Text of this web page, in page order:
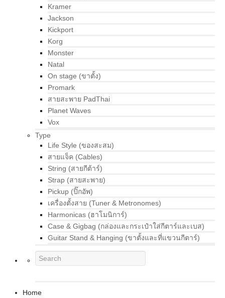
Kramer
Jackson
Kickport
Korg
Monster
Natal
On stage (ขาตั้ง)
Promark
สายสะพาย PadThai
Planet Waves
Vox
Type
Life Style (ของสะสม)
สายแจ็ค (Cables)
String (สายกีต้าร์)
Strap (สายสะพาย)
Pickup (ปิ๊กอัพ)
เครื่องตั้งสาย (Tuner & Metronomes)
Harmonicas (ฮาโมนิการ์)
Case & Gigbag (กล่องและกระเป๋าใส่กีตาร์และเบส)
Guitar Stand & Hanging (ขาตั้งและที่แขวนกีตาร์)
Home